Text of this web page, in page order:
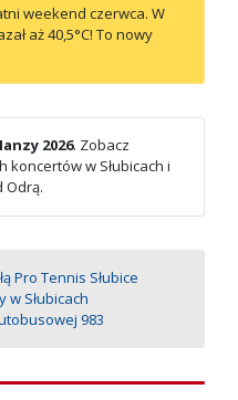
weekend czerwca. W
aż 40,5°C! To nowy
2026. Zobacz
koncertów w Słubicach i
Odrą.
Pro Tennis Słubice
w Słubicach
983